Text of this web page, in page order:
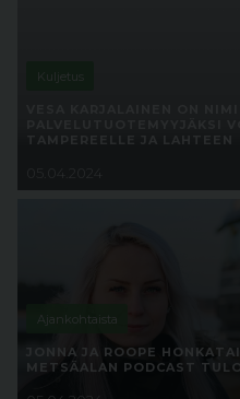
Kuljetus
VESA KARJALAINEN ON
PALVELUTUOTEMYYJÄKSI
05.04.2024
Ajankohtaista
JONNA JA ROOPE
METSÄALAN PODCAST